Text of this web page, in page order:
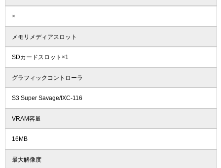
×
メモリメディアスロット
SDカードスロット×1
グラフィックコントローラ
S3 Super Savage/IXC-116
VRAM容量
16MB
最大解像度